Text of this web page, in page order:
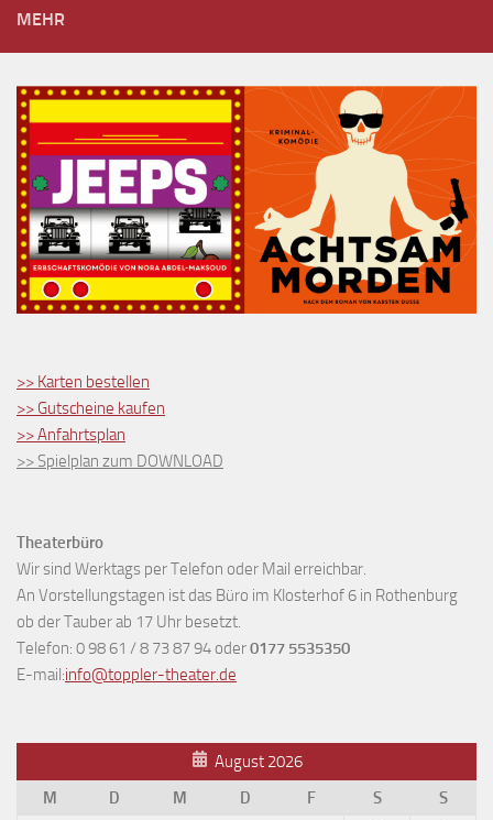
MEHR
>> Karten bestellen
>> Gutscheine kaufen
>> Anfahrtsplan
>> Spielplan zum DOWNLOAD
Theaterbüro
Wir sind Werktags per Telefon oder Mail erreichbar.
An Vorstellungstagen ist das Büro im Klosterhof 6 in Rothenburg
ob der Tauber ab 17 Uhr besetzt.
Telefon: 0 98 61 / 8 73 87 94 oder0177 5535350
E-mail:info@toppler-theater.de
August 2026
M
D M D F S
S